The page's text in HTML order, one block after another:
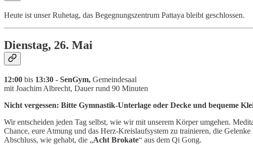
Heute ist unser Ruhetag, das Begegnungszentrum Pattaya bleibt geschlossen.
Dienstag, 26. Mai
12:00 bis 13:30 - SenGym, Gemeindesaal
mit Joachim Albrecht, Dauer rund 90 Minuten
Nicht vergessen: Bitte Gymnastik-Unterlage oder Decke und bequeme
Wir entscheiden jeden Tag selbst, wie wir mit unserem Körper umgehen.
Chance, eure Atmung und das Herz-Kreislaufsystem zu trainieren, die
Abschluss, wie gehabt, die „Acht Brokate“ aus dem Qi Gong.